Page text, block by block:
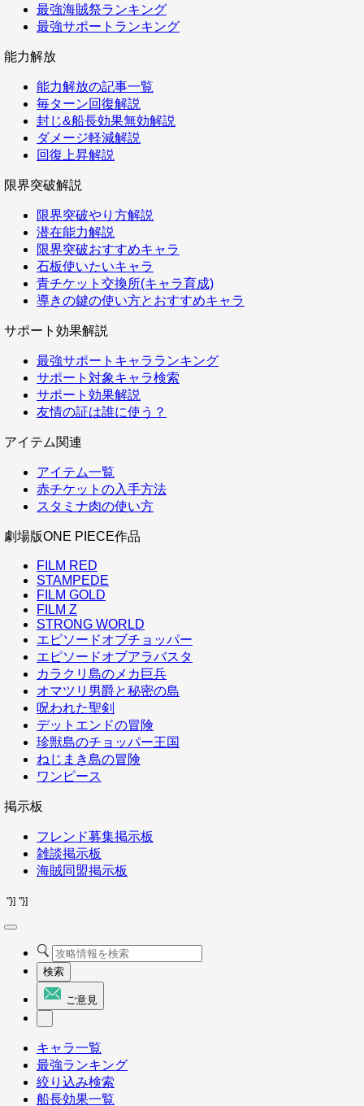
最強海賊祭ランキング
最強サポートランキング
能力解放
能力解放の記事一覧
毎ターン回復解説
封じ&船長効果無効解説
ダメージ軽減解説
回復上昇解説
限界突破解説
限界突破やり方解説
潜在能力解説
限界突破おすすめキャラ
石板使いたいキャラ
青チケット交換所(キャラ育成)
導きの鍵の使い方とおすすめキャラ
サポート効果解説
最強サポートキャラランキング
サポート対象キャラ検索
サポート効果解説
友情の証は誰に使う？
アイテム関連
アイテム一覧
赤チケットの入手方法
スタミナ肉の使い方
劇場版ONE PIECE作品
FILM RED
STAMPEDE
FILM GOLD
FILM Z
STRONG WORLD
エピソードオブチョッパー
エピソードオブアラバスタ
カラクリ島のメカ巨兵
オマツリ男爵と秘密の島
呪われた聖剣
デットエンドの冒険
珍獣島のチョッパー王国
ねじまき島の冒険
ワンピース
掲示板
フレンド募集掲示板
雑談掲示板
海賊同盟掲示板
"}] "}]
検索
ご意見
キャラ一覧
最強ランキング
絞り込み検索
船長効果一覧